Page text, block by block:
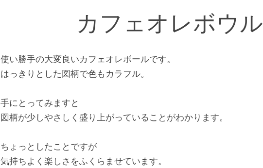
カフェオレボウル
使い勝手の大変良いカフェオレボールです。
はっきりとした図柄で色もカラフル。
手にとってみますと
図柄が少しやさしく盛り上がっていることがわかります。
ちょっとしたことですが
気持ちよく楽しさをふくらませています。